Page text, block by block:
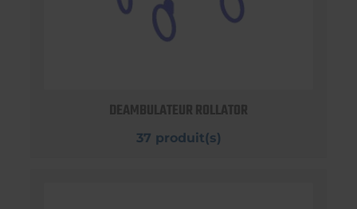
DEAMBULATEUR ROLLATOR
37 produit(s)